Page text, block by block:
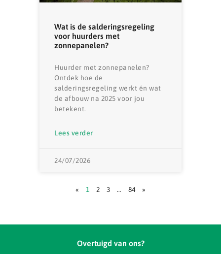
Wat is de salderingsregeling
voor huurders met
zonnepanelen?
Huurder met zonnepanelen?
Ontdek hoe de
salderingsregeling werkt én wat
de afbouw na 2025 voor jou
betekent.
Lees verder
24/07/2026
« 1 2 3 … 84 »
Overtuigd van ons?